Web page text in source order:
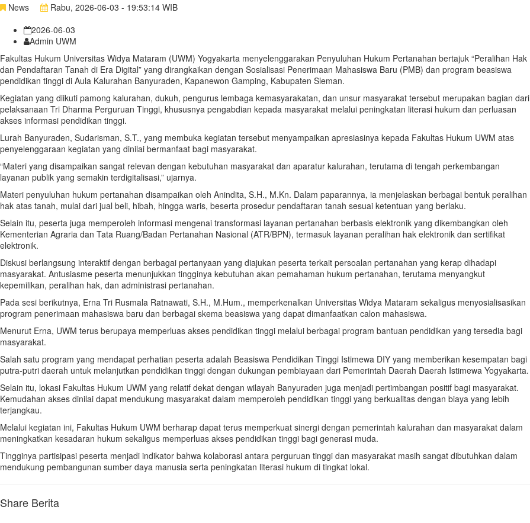
News
Rabu, 2026-06-03 - 19:53:14 WIB
2026-06-03
Admin UWM
Fakultas Hukum Universitas Widya Mataram (UWM) Yogyakarta menyelenggarakan Penyuluhan Hukum Pertanahan bertajuk “Peralihan Hak
dan Pendaftaran Tanah di Era Digital” yang dirangkaikan dengan Sosialisasi Penerimaan Mahasiswa Baru (PMB) dan program beasiswa
pendidikan tinggi di Aula Kalurahan Banyuraden, Kapanewon Gamping, Kabupaten Sleman.
Kegiatan yang diikuti pamong kalurahan, dukuh, pengurus lembaga kemasyarakatan, dan unsur masyarakat tersebut merupakan bagian dari
pelaksanaan Tri Dharma Perguruan Tinggi, khususnya pengabdian kepada masyarakat melalui peningkatan literasi hukum dan perluasan
akses informasi pendidikan tinggi.
Lurah Banyuraden, Sudarisman, S.T., yang membuka kegiatan tersebut menyampaikan apresiasinya kepada Fakultas Hukum UWM atas
penyelenggaraan kegiatan yang dinilai bermanfaat bagi masyarakat.
“Materi yang disampaikan sangat relevan dengan kebutuhan masyarakat dan aparatur kalurahan, terutama di tengah perkembangan
layanan publik yang semakin terdigitalisasi,” ujarnya.
Materi penyuluhan hukum pertanahan disampaikan oleh Anindita, S.H., M.Kn. Dalam paparannya, ia menjelaskan berbagai bentuk peralihan
hak atas tanah, mulai dari jual beli, hibah, hingga waris, beserta prosedur pendaftaran tanah sesuai ketentuan yang berlaku.
Selain itu, peserta juga memperoleh informasi mengenai transformasi layanan pertanahan berbasis elektronik yang dikembangkan oleh
Kementerian Agraria dan Tata Ruang/Badan Pertanahan Nasional (ATR/BPN), termasuk layanan peralihan hak elektronik dan sertifikat
elektronik.
Diskusi berlangsung interaktif dengan berbagai pertanyaan yang diajukan peserta terkait persoalan pertanahan yang kerap dihadapi
masyarakat. Antusiasme peserta menunjukkan tingginya kebutuhan akan pemahaman hukum pertanahan, terutama menyangkut
kepemilikan, peralihan hak, dan administrasi pertanahan.
Pada sesi berikutnya, Erna Tri Rusmala Ratnawati, S.H., M.Hum., memperkenalkan Universitas Widya Mataram sekaligus menyosialisasikan
program penerimaan mahasiswa baru dan berbagai skema beasiswa yang dapat dimanfaatkan calon mahasiswa.
Menurut Erna, UWM terus berupaya memperluas akses pendidikan tinggi melalui berbagai program bantuan pendidikan yang tersedia bagi
masyarakat.
Salah satu program yang mendapat perhatian peserta adalah Beasiswa Pendidikan Tinggi Istimewa DIY yang memberikan kesempatan bagi
putra-putri daerah untuk melanjutkan pendidikan tinggi dengan dukungan pembiayaan dari Pemerintah Daerah Daerah Istimewa Yogyakarta.
Selain itu, lokasi Fakultas Hukum UWM yang relatif dekat dengan wilayah Banyuraden juga menjadi pertimbangan positif bagi masyarakat.
Kemudahan akses dinilai dapat mendukung masyarakat dalam memperoleh pendidikan tinggi yang berkualitas dengan biaya yang lebih
terjangkau.
Melalui kegiatan ini, Fakultas Hukum UWM berharap dapat terus memperkuat sinergi dengan pemerintah kalurahan dan masyarakat dalam
meningkatkan kesadaran hukum sekaligus memperluas akses pendidikan tinggi bagi generasi muda.
Tingginya partisipasi peserta menjadi indikator bahwa kolaborasi antara perguruan tinggi dan masyarakat masih sangat dibutuhkan dalam
mendukung pembangunan sumber daya manusia serta peningkatan literasi hukum di tingkat lokal.
Share Berita